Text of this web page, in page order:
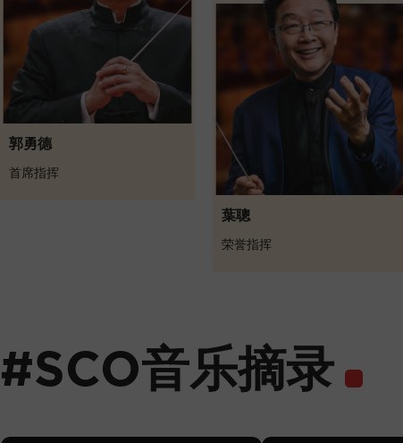
郭勇德
首席指挥
葉聰
荣誉指挥
#SCO音乐摘录